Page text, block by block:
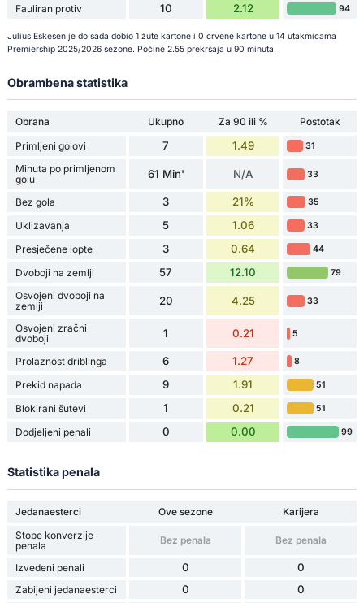
Fauliran protiv 10 2.12 94
Julius Eskesen je do sada dobio 1 žute kartone i 0 crvene kartone u 14 utakmicama
Premiership 2025/2026 sezone. Počine 2.55 prekršaja u 90 minuta.
Obrambena statistika
Obrana Ukupno Za 90 ili %
Postotak
Primljeni golovi
7 1.49 31
Minuta po primljenom
golu
61 Min' N/A 33
Bez gola 3 21% 35
Uklizavanja 5 1.06 33
Presječene lopte 3 0.64 44
Dvoboji na zemlji 57 12.10 79
Osvojeni dvoboji na
zemlji
20 4.25 33
Osvojeni zračni
dvoboji
1 0.21 5
Prolaznost driblinga 6 1.27 8
Prekid napada 9 1.91 51
Blokirani šutevi 1 0.21 51
Dodjeljeni penali 0 0.00 99
Statistika penala
Jedanaesterci Ove sezone
Karijera
Stope konverzije
penala
Bez penala Bez penala
Izvedeni penali 0 0
Zabijeni jedanaesterci 0 0